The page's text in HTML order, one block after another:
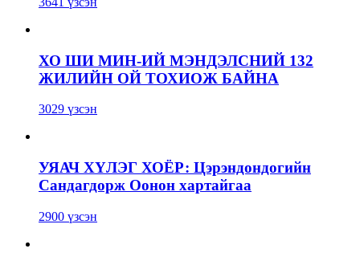
ХО ШИ МИН-ИЙ МЭНДЭЛСНИЙ 132
ЖИЛИЙН ОЙ ТОХИОЖ БАЙНА
3029 үзсэн
УЯАЧ ХҮЛЭГ ХОЁР: Цэрэндондогийн
Сандагдорж Оонон хартайгаа
2900 үзсэн